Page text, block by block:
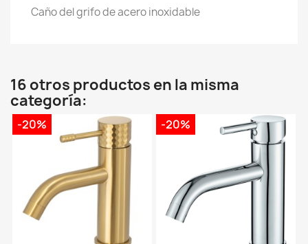
Caño del grifo de acero inoxidable
16 otros productos en la misma
categoría:
-20% -20%